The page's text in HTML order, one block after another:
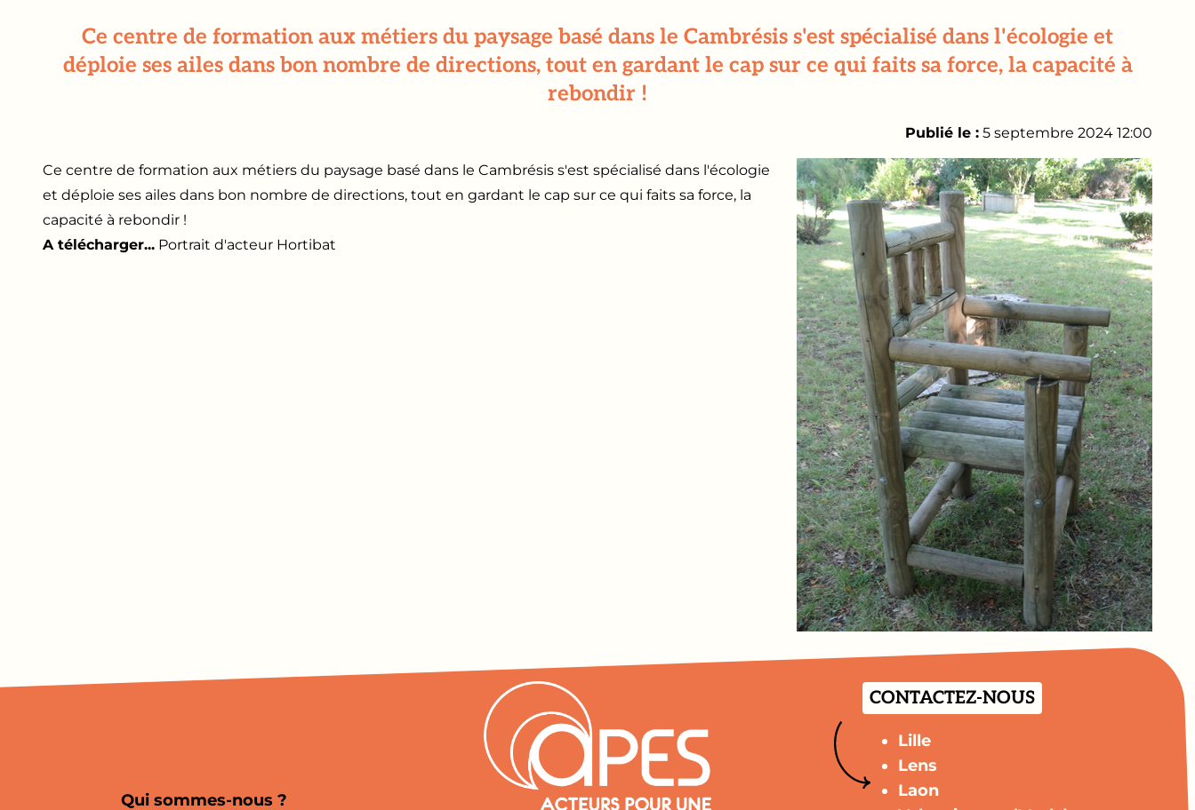
Ce centre de formation aux métiers du paysage basé dans le Cambrésis s'est spécialisé dans l'écologie et
déploie ses ailes dans bon nombre de directions, tout en gardant le cap sur ce qui faits sa force, la capacité à
rebondir !
Publié le : 5 septembre 2024 12:00
Ce centre de formation aux métiers du paysage basé dans le Cambrésis s'est spécialisé dans l'écologie
et déploie ses ailes dans bon nombre de directions, tout en gardant le cap sur ce qui faits sa force, la
capacité à rebondir !
A télécharger... Portrait d'acteur Hortibat
Qui sommes-nous ?
CONTACTEZ-NOUS
Lille
Lens
Laon